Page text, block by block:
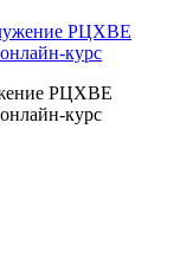
РЦХВЕ
курс